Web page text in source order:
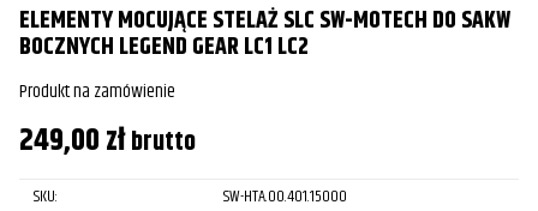
ELEMENTY MOCUJĄCE STELAŻ SLC SW-MOTECH DO SAKW
BOCZNYCH LEGEND GEAR LC1 LC2
Produkt na zamówienie
249,00złbrutto
SKU:
SW-HTA.00.401.15000